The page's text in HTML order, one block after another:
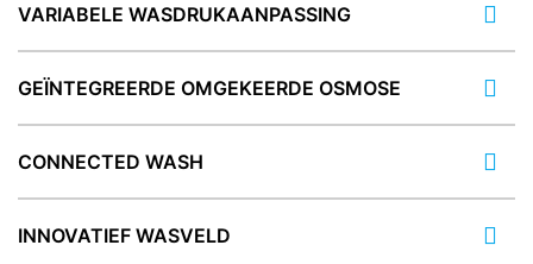
VARIABELE WASDRUKAANPASSING
GEÏNTEGREERDE OMGEKEERDE OSMOSE
CONNECTED WASH
INNOVATIEF WASVELD